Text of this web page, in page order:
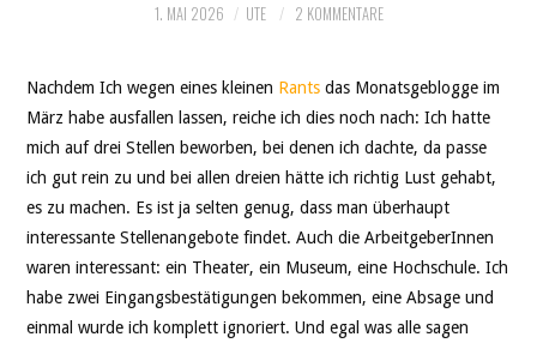
1. MAI 2026 UTE 2 KOMMENTARE
Nachdem Ich wegen eines kleinen Rants das Monatsgeblogge im
März habe ausfallen lassen, reiche ich dies noch nach: Ich hatte
mich auf drei Stellen beworben, bei denen ich dachte, da passe
ich gut rein zu und bei allen dreien hätte ich richtig Lust gehabt,
es zu machen. Es ist ja selten genug, dass man überhaupt
interessante Stellenangebote findet. Auch die ArbeitgeberInnen
waren interessant: ein Theater, ein Museum, eine Hochschule. Ich
habe zwei Eingangsbestätigungen bekommen, eine Absage und
einmal wurde ich komplett ignoriert. Und egal was alle sagen